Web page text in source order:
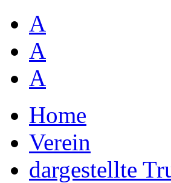
A
A
A
Home
Verein
dargestellte